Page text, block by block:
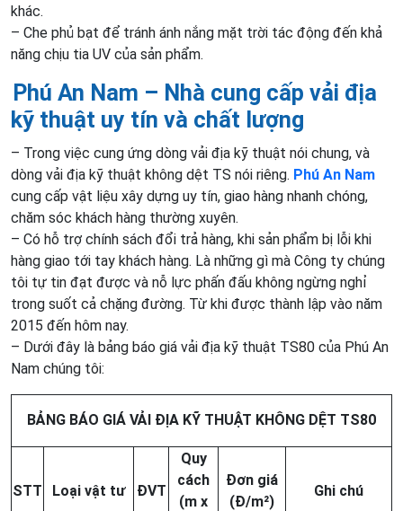
khác.
– Che phủ bạt để tránh ánh nắng mặt trời tác động đến khả
năng chịu tia UV của sản phẩm.
Phú An Nam – Nhà cung cấp vải địa
kỹ thuật uy tín và chất lượng
– Trong việc cung ứng dòng vải địa kỹ thuật nói chung, và
dòng vải địa kỹ thuật không dệt TS nói riêng. Phú An Nam
cung cấp vật liệu xây dựng uy tín, giao hàng nhanh chóng,
chăm sóc khách hàng thường xuyên.
– Có hỗ trợ chính sách đổi trả hàng, khi sản phẩm bị lỗi khi
hàng giao tới tay khách hàng. Là những gì mà Công ty chúng
tôi tự tin đạt được và nỗ lực phấn đấu không ngừng nghỉ
trong suốt cả chặng đường. Từ khi được thành lập vào năm
2015 đến hôm nay.
– Dưới đây là bảng báo giá vải địa kỹ thuật TS80 của Phú An
Nam chúng tôi:
BẢNG BÁO GIÁ VẢI ĐỊA KỸ THUẬT KHÔNG DỆT TS80
STT Loại vật tư ĐVT
Quy
cách
(m x
Đơn giá
(Đ/m²)
Ghi chú